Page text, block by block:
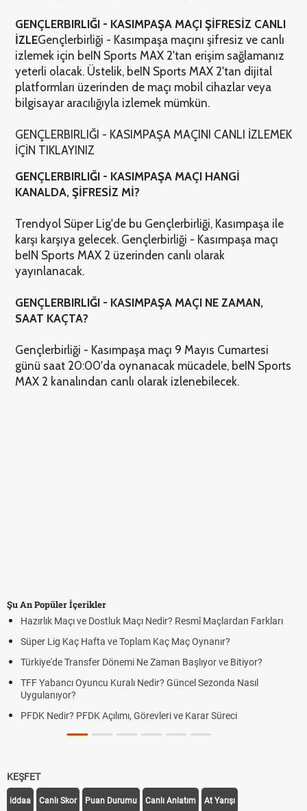
GENÇLERBIRLIĞI - KASIMPAŞA MAÇI ŞİFRESİZ CANLI
İZLEGençlerbirliği - Kasımpaşa maçını şifresiz ve canlı
izlemek için beIN Sports MAX 2'tan erişim sağlamanız
yeterli olacak. Üstelik, beIN Sports MAX 2'tan dijital
platformları üzerinden de maçı mobil cihazlar veya
bilgisayar aracılığıyla izlemek mümkün.
GENÇLERBIRLIĞI - KASIMPAŞA MAÇINI CANLI İZLEMEK
İÇİN TIKLAYINIZ
GENÇLERBIRLIĞI - KASIMPAŞA MAÇI HANGİ
KANALDA, ŞİFRESİZ Mİ?
Trendyol Süper Lig'de bu Gençlerbirliği, Kasımpaşa ile
karşı karşıya gelecek. Gençlerbirliği - Kasımpaşa maçı
beIN Sports MAX 2 üzerinden canlı olarak
yayınlanacak.
GENÇLERBIRLIĞI - KASIMPAŞA MAÇI NE ZAMAN,
SAAT KAÇTA?
Gençlerbirliği - Kasımpaşa maçı 9 Mayıs Cumartesi
günü saat 20:00'da oynanacak mücadele, beIN Sports
MAX 2 kanalından canlı olarak izlenebilecek.
Şu An Popüler İçerikler
Hazırlık Maçı ve Dostluk Maçı Nedir? Resmî Maçlardan Farkları
Süper Lig Kaç Hafta ve Toplam Kaç Maç Oynanır?
Türkiye'de Transfer Dönemi Ne Zaman Başlıyor ve Bitiyor?
TFF Yabancı Oyuncu Kuralı Nedir? Güncel Sezonda Nasıl
Uygulanıyor?
PFDK Nedir? PFDK Açılımı, Görevleri ve Karar Süreci
KEŞFET
iddaa Canlı Skor Puan Durumu Canlı Anlatım At Yarışı